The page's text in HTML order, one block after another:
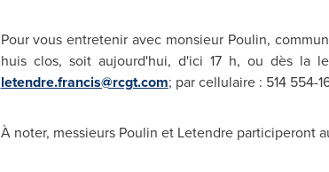
Pour vous entretenir avec monsieur Poulin,
huis clos, soit aujourd'hui, d'ici 17 h, ou dès la
letendre.francis@rcgt.com; par cellulaire : 514 554-
À noter, messieurs Poulin et Letendre participeront